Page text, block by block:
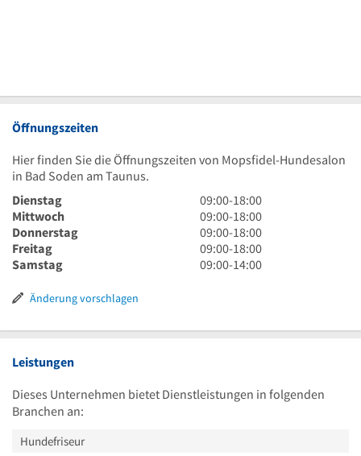
Öffnungszeiten
Hier finden Sie die Öffnungszeiten von Mopsfidel-Hundesalon
in Bad Soden am Taunus.
Dienstag
9
Uhr
bis
18
Uhr
09:00-18:00
Mittwoch
9
Uhr
bis
18
09:00-18:00
Donnerstag
9
Uhr
bis
09:00-18:00
Freitag
9
Uhr
09:00-18:00
Samstag
9
Uhr
09:00-14:00
Änderung vorschlagen
Leistungen
Dieses Unternehmen bietet Dienstleistungen in folgenden
Branchen an:
Hundefriseur